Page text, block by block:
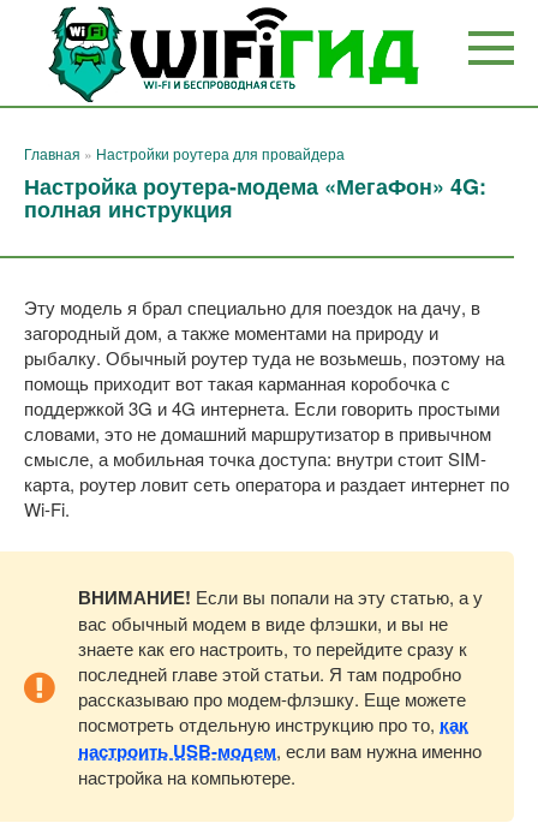
Перейти
контенту
Главная » Настройки роутера для провайдера
Настройка роутера-модема «МегаФон» 4G:
полная инструкция
Эту модель я брал специально для поездок на дачу, в
загородный дом, а также моментами на природу и
рыбалку. Обычный роутер туда не возьмешь, поэтому на
помощь приходит вот такая карманная коробочка с
поддержкой 3G и 4G интернета. Если говорить простыми
словами, это не домашний маршрутизатор в привычном
смысле, а мобильная точка доступа: внутри стоит SIM-
карта, роутер ловит сеть оператора и раздает интернет по
Wi-Fi.
ВНИМАНИЕ! Если вы попали на эту статью, а у
вас обычный модем в виде флэшки, и вы не
знаете как его настроить, то перейдите сразу к
последней главе этой статьи. Я там подробно
рассказываю про модем-флэшку. Еще можете
посмотреть отдельную инструкцию про то, как
настроить USB-модем, если вам нужна именно
настройка на компьютере.